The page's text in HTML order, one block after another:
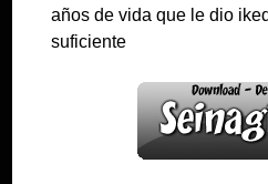
años de vida que le dio
suficiente